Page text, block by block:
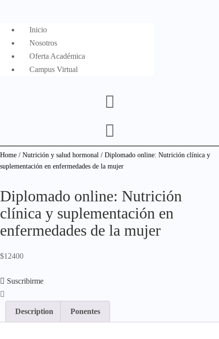
Inicio
Nosotros
Oferta Académica
Campus Virtual
Home / Nutrición y salud hormonal / Diplomado online: Nutrición clínica y
suplementación en enfermedades de la mujer
Diplomado online: Nutrición
clínica y suplementación en
enfermedades de la mujer
$12400
Suscribirme
Description Ponentes